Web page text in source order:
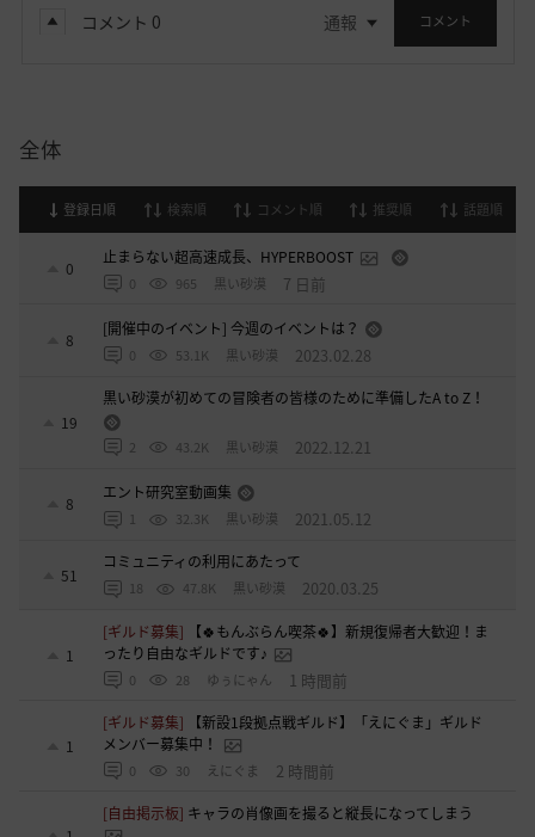
コメント 0 通報 コメント
全体
登録日順 検索順 コメント順 推奨順 話題順
0
止まらない超高速成長、HYPERBOOST
0 965 黒い砂漠 7 日前
8
[開催中のイベント] 今週のイベントは？
0 53.1K 黒い砂漠 2023.02.28
19
黒い砂漠が初めての冒険者の皆様のために準備したA to Z！
2 43.2K 黒い砂漠 2022.12.21
8
エント研究室動画集
1 32.3K 黒い砂漠 2021.05.12
51
コミュニティの利用にあたって
18 47.8K 黒い砂漠 2020.03.25
1
[ギルド募集]
【🍀もんぶらん喫茶🍀】新規復帰者大歓迎！ま
ったり自由なギルドです♪
0 28 ゆぅにゃん 1 時間前
1
[ギルド募集]
【新設1段拠点戦ギルド】「えにぐま」ギルド
メンバー募集中！
0 30 えにぐま 2 時間前
[自由掲示板] キャラの肖像画を撮ると縦長になってしまう